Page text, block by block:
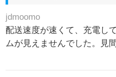
jdmoomo
配送速度が速くて、充電し
ムが見えませんでした。見